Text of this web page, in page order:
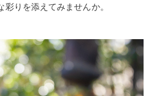
りを添えてみませんか。